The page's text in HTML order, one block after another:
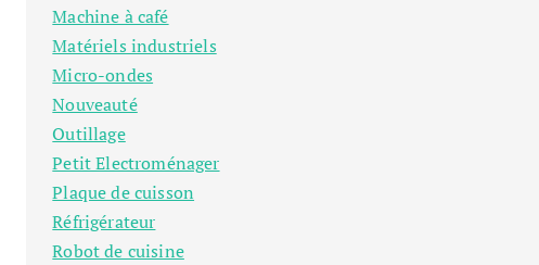
Machine à café
Matériels industriels
Micro-ondes
Nouveauté
Outillage
Petit Electroménager
Plaque de cuisson
Réfrigérateur
Robot de cuisine